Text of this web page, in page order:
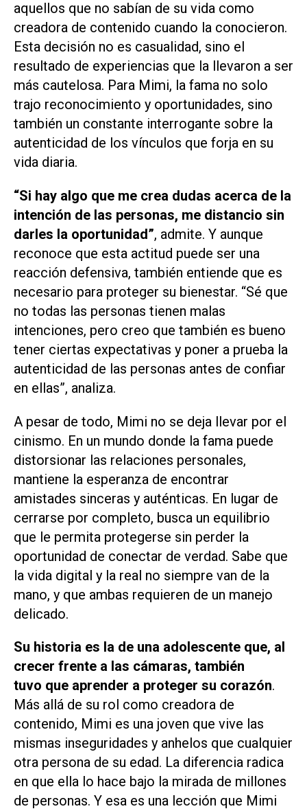
aquellos que no sabían de su vida como
creadora de contenido cuando la conocieron.
Esta decisión no es casualidad, sino el
resultado de experiencias que la llevaron a ser
más cautelosa. Para Mimi, la fama no solo
trajo reconocimiento y oportunidades, sino
también un constante interrogante sobre la
autenticidad de los vínculos que forja en su
vida diaria.
“Si hay algo que me crea dudas acerca de la
intención de las personas, me distancio sin
darles la oportunidad”, admite. Y aunque
reconoce que esta actitud puede ser una
reacción defensiva, también entiende que es
necesario para proteger su bienestar. “Sé que
no todas las personas tienen malas
intenciones, pero creo que también es bueno
tener ciertas expectativas y poner a prueba la
autenticidad de las personas antes de confiar
en ellas”, analiza.
A pesar de todo, Mimi no se deja llevar por el
cinismo. En un mundo donde la fama puede
distorsionar las relaciones personales,
mantiene la esperanza de encontrar
amistades sinceras y auténticas. En lugar de
cerrarse por completo, busca un equilibrio
que le permita protegerse sin perder la
oportunidad de conectar de verdad. Sabe que
la vida digital y la real no siempre van de la
mano, y que ambas requieren de un manejo
delicado.
Su historia es la de una adolescente que, al
crecer frente a las cámaras, también
tuvo que aprender a proteger su corazón.
Más allá de su rol como creadora de
contenido, Mimi es una joven que vive las
mismas inseguridades y anhelos que cualquier
otra persona de su edad. La diferencia radica
en que ella lo hace bajo la mirada de millones
de personas. Y esa es una lección que Mimi